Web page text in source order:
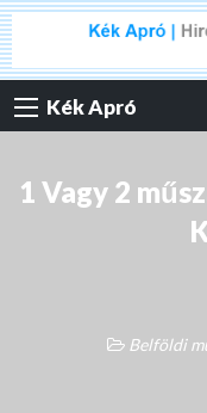
Kék Apró
1 Vagy 2
Belföldi